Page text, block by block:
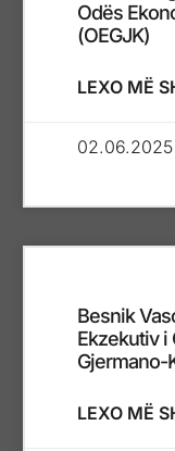
Odës
(OEGJK)
LEXO MË
02.06.2025
Besnik
Ekzekutiv i
Gjermano-
LEXO MË